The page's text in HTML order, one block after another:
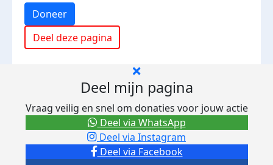
Doneer
Deel deze pagina
Deel mijn pagina
Vraag veilig en snel om donaties voor jouw actie
Deel via Facebook
Deel via Instagram
Deel via WhatsApp